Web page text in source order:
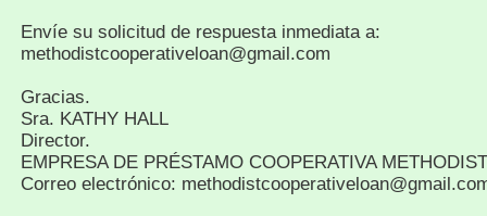
Envíe su solicitud de respuesta inmediata a:
methodistcooperativeloan@gmail.com
Gracias.
Sra. KATHY HALL
Director.
EMPRESA DE PRÉSTAMO COOPERATIVA
Correo electrónico: